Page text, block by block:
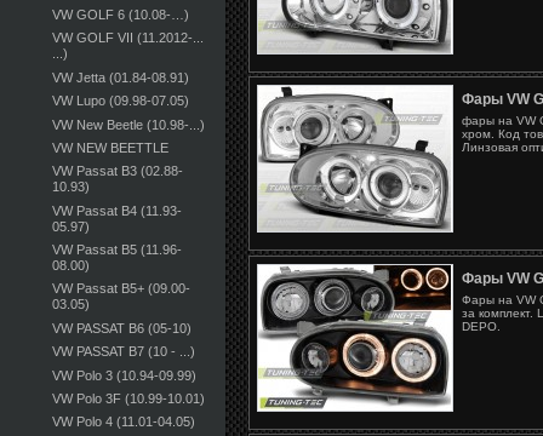
VW GOLF 6 (10.08-…)
VW GOLF VII (11.2012-...
...)
VW Jetta (01.84-08.91)
VW Lupo (09.98-07.05)
VW New Beetle (10.98-...)
VW NEW BEETTLE
VW Passat B3 (02.88-
10.93)
VW Passat B4 (11.93-
05.97)
VW Passat B5 (11.96-
08.00)
VW Passat B5+ (09.00-
03.05)
VW PASSAT B6 (05-10)
VW PASSAT B7 (10 - ...)
VW Polo 3 (10.94-09.99)
VW Polo 3F (10.99-10.01)
VW Polo 4 (11.01-04.05)
Фары VW
фары на VW
хром. Код
Линзовая
Фары VW
Фары на VW
за комплект.
DEPO.